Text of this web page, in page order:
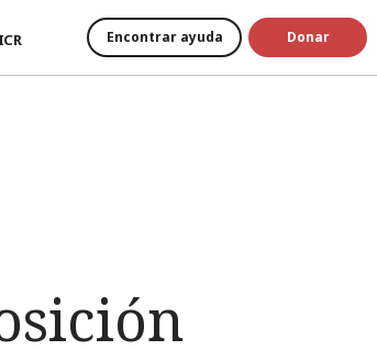
Encontrar ayuda Donar